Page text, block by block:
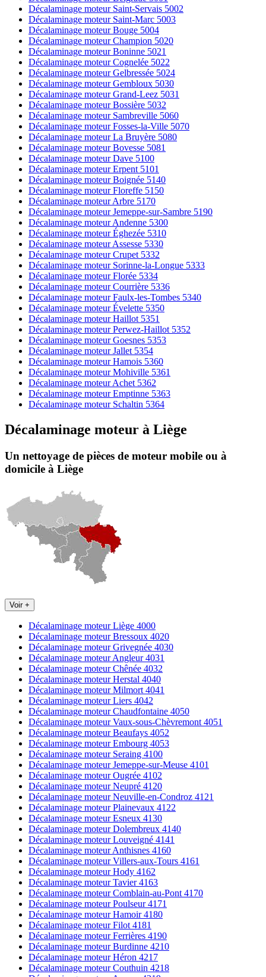
Décalaminage moteur Saint-Servais 5002
Décalaminage moteur Saint-Marc 5003
Décalaminage moteur Bouge 5004
Décalaminage moteur Champion 5020
Décalaminage moteur Boninne 5021
Décalaminage moteur Cognelée 5022
Décalaminage moteur Gelbressée 5024
Décalaminage moteur Gembloux 5030
Décalaminage moteur Grand-Leez 5031
Décalaminage moteur Bossière 5032
Décalaminage moteur Sambreville 5060
Décalaminage moteur Fosses-la-Ville 5070
Décalaminage moteur La Bruyère 5080
Décalaminage moteur Bovesse 5081
Décalaminage moteur Dave 5100
Décalaminage moteur Erpent 5101
Décalaminage moteur Boignée 5140
Décalaminage moteur Floreffe 5150
Décalaminage moteur Arbre 5170
Décalaminage moteur Jemeppe-sur-Sambre 5190
Décalaminage moteur Andenne 5300
Décalaminage moteur Éghezée 5310
Décalaminage moteur Assesse 5330
Décalaminage moteur Crupet 5332
Décalaminage moteur Sorinne-la-Longue 5333
Décalaminage moteur Florée 5334
Décalaminage moteur Courrière 5336
Décalaminage moteur Faulx-les-Tombes 5340
Décalaminage moteur Évelette 5350
Décalaminage moteur Haillot 5351
Décalaminage moteur Perwez-Haillot 5352
Décalaminage moteur Goesnes 5353
Décalaminage moteur Jallet 5354
Décalaminage moteur Hamois 5360
Décalaminage moteur Mohiville 5361
Décalaminage moteur Achet 5362
Décalaminage moteur Emptinne 5363
Décalaminage moteur Schaltin 5364
Décalaminage moteur à Liège
Un nettoyage de pièces de moteur mobile ou à
domicile à Liège
Voir +
Décalaminage moteur Liège 4000
Décalaminage moteur Bressoux 4020
Décalaminage moteur Grivegnée 4030
Décalaminage moteur Angleur 4031
Décalaminage moteur Chênée 4032
Décalaminage moteur Herstal 4040
Décalaminage moteur Milmort 4041
Décalaminage moteur Liers 4042
Décalaminage moteur Chaudfontaine 4050
Décalaminage moteur Vaux-sous-Chèvremont 4051
Décalaminage moteur Beaufays 4052
Décalaminage moteur Embourg 4053
Décalaminage moteur Seraing 4100
Décalaminage moteur Jemeppe-sur-Meuse 4101
Décalaminage moteur Ougrée 4102
Décalaminage moteur Neupré 4120
Décalaminage moteur Neuville-en-Condroz 4121
Décalaminage moteur Plainevaux 4122
Décalaminage moteur Esneux 4130
Décalaminage moteur Dolembreux 4140
Décalaminage moteur Louveigné 4141
Décalaminage moteur Anthisnes 4160
Décalaminage moteur Villers-aux-Tours 4161
Décalaminage moteur Hody 4162
Décalaminage moteur Tavier 4163
Décalaminage moteur Comblain-au-Pont 4170
Décalaminage moteur Poulseur 4171
Décalaminage moteur Hamoir 4180
Décalaminage moteur Filot 4181
Décalaminage moteur Ferrières 4190
Décalaminage moteur Burdinne 4210
Décalaminage moteur Héron 4217
Décalaminage moteur Couthuin 4218